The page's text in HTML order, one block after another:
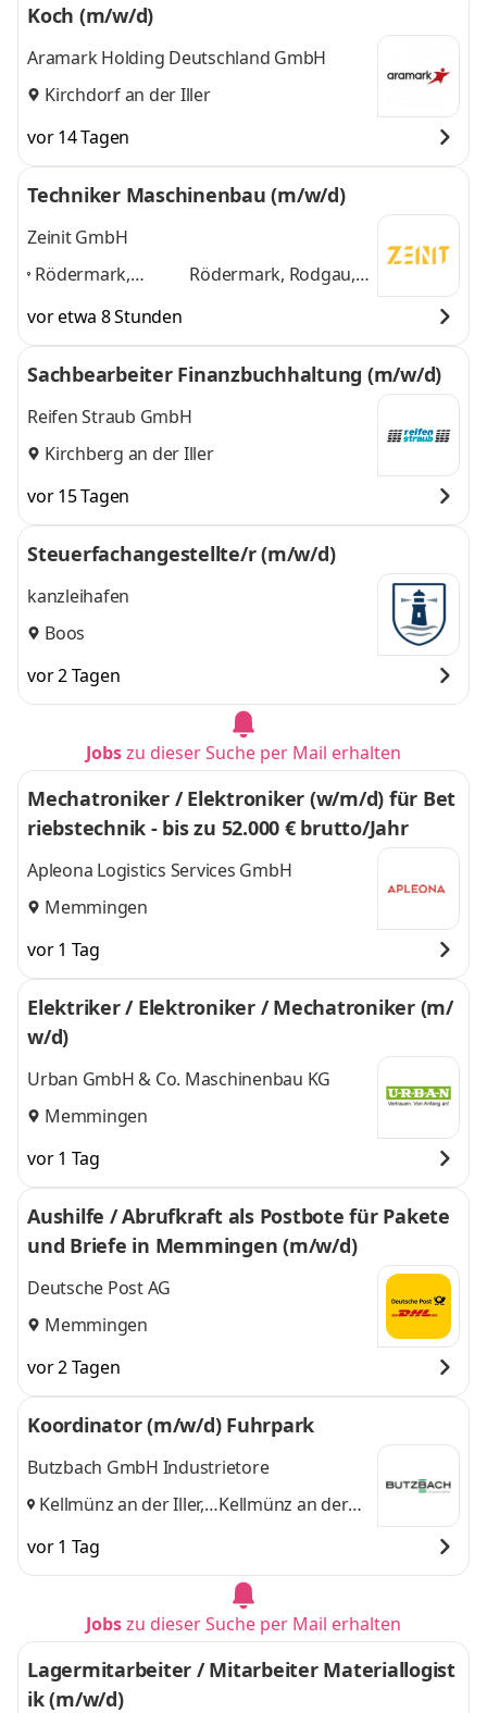
Koch (m/w/d)
Aramark Holding Deutschland GmbH
Kirchdorf an der Iller
vor 14 Tagen
Techniker Maschinenbau (m/w/d)
Zeinit GmbH
Rödermark,
Offenbach,
Dietzenbach,
Babenhausen,
Dreieich
Rödermark, Rodgau,
Babenhausen,
Dreieichund 4 weitere
vor etwa 8 Stunden
Sachbearbeiter Finanzbuchhaltung (m/w/d)
Reifen Straub GmbH
Kirchberg an der Iller
vor 15 Tagen
Steuerfachangestellte/r (m/w/d)
kanzleihafen
Boos
vor 2 Tagen
Jobszu dieser Suche per Mail erhalten
Mechatroniker / Elektroniker (w/m/d) für Bet
riebstechnik - bis zu 52.000 € brutto/Jahr
Apleona Logistics Services GmbH
Memmingen
vor 1 Tag
Elektriker / Elektroniker / Mechatroniker (m/
w/d)
Urban GmbH & Co. Maschinenbau KG
Memmingen
vor 1 Tag
Aushilfe / Abrufkraft als Postbote für Pakete
und Briefe in Memmingen (m/w/d)
Deutsche Post AG
Memmingen
vor 2 Tagen
Koordinator (m/w/d) Fuhrpark
Butzbach GmbH Industrietore
Kellmünz an der Iller,
Kellmünz an der
vor 1 Tag
Jobszu dieser Suche per Mail erhalten
Lagermitarbeiter / Mitarbeiter Materiallogist
ik (m/w/d)